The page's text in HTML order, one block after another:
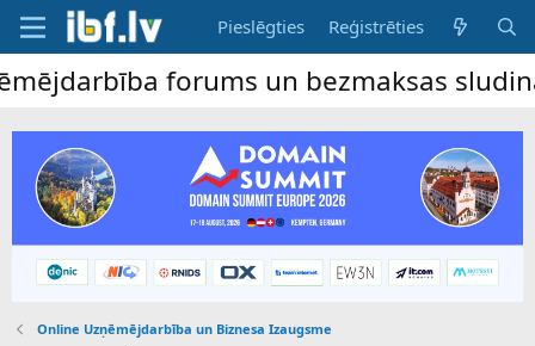
Pieslēgties Reģistrēties
forums un bezmaksas
Online Uzņēmējdarbība un Biznesa Izaugsme